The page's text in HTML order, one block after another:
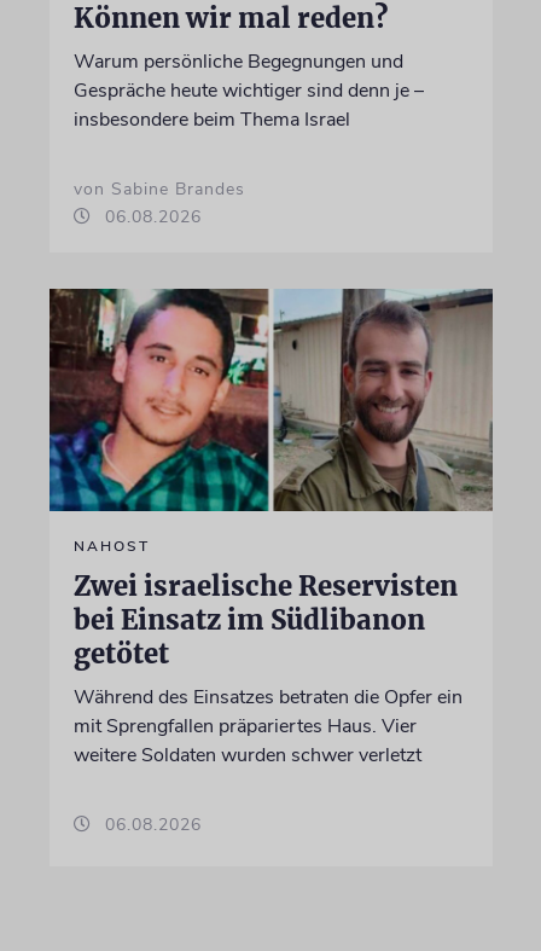
Können wir mal reden?
Warum persönliche Begegnungen und
Gespräche heute wichtiger sind denn je –
insbesondere beim Thema Israel
von Sabine Brandes
06.08.2026
NAHOST
Zwei israelische Reservisten
bei Einsatz im Südlibanon
getötet
Während des Einsatzes betraten die Opfer ein
mit Sprengfallen präpariertes Haus. Vier
weitere Soldaten wurden schwer verletzt
06.08.2026